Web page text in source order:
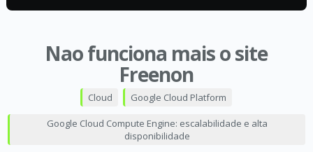
Nao funciona mais o site
Freenon
Cloud Google Cloud Platform
Google Cloud Compute Engine: escalabilidade e alta
disponibilidade